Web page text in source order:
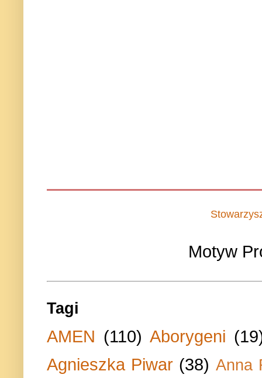
Motyw
Tagi
AMEN (110) Aborygeni
Agnieszka Piwar (38) Anna